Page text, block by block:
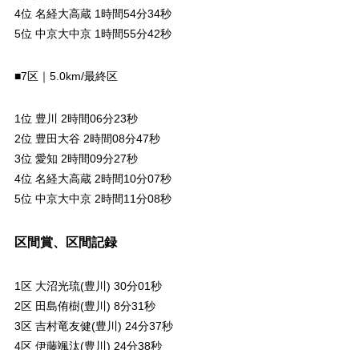
4位 名経大高蔵 1時間54分34秒
5位 中京大中京 1時間55分42秒
■7区｜5.0km/最終区
1位 豊川 2時間06分23秒
2位 豊田大谷 2時間08分47秒
3位 愛知 2時間09分27秒
4位 名経大高蔵 2時間10分07秒
5位 中京大中京 2時間11分08秒
区間賞、区間記録
1区 大沼光琉(豊川) 30分01秒
2区 田島侑樹(豊川) 8分31秒
3区 吉村竜友健(豊川) 24分37秒
4区 伊藤颯汰(豊川) 24分38秒